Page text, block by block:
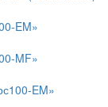
EM»
MF»
EM»